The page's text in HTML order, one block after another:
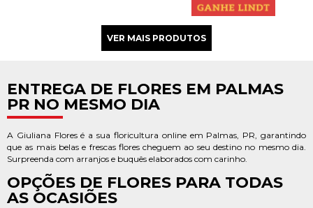
ENTREGA DE FLORES EM PALMAS
PR NO MESMO DIA
A Giuliana Flores é a sua floricultura online em Palmas, PR, garantindo
que as mais belas e frescas flores cheguem ao seu destino no mesmo dia.
Surpreenda com arranjos e buquês elaborados com carinho.
OPÇÕES DE FLORES PARA TODAS
AS OCASIÕES